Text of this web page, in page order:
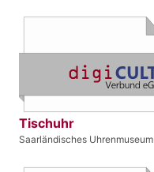
Tischuhr
Saarländisches Uhrenmuseum